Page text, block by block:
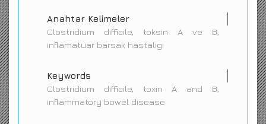
Anahtar Kelimeler
Clostridium difficile, toksin A ve B,
inflamatuar barsak hastaligi
Keywords
Clostridium difficile, toxin A and B,
inflammatory bowel disease